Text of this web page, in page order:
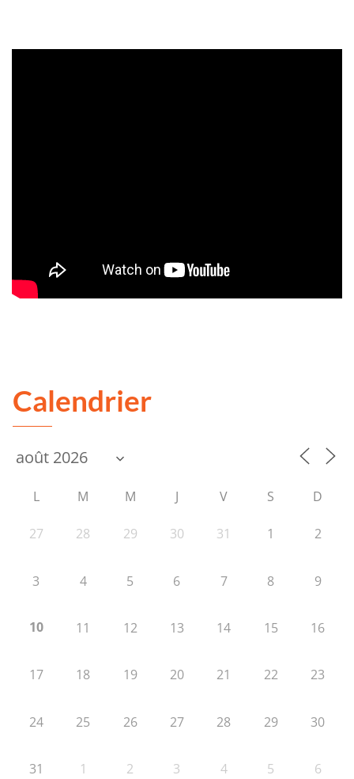
Calendrier
L M M J V S D
27 28 29 30 31 1 2
3 4 5 6 7 8 9
10 11 12 13 14 15 16
17 18 19 20 21 22 23
24 25 26 27 28 29 30
31 1 2 3 4 5 6